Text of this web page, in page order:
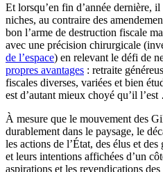
Et lorsqu’en fin d’année dernière,
niches, au contraire des
bon l’arme de destruction fiscale
avec une précision chirurgicale
de l’espace) en relevant le défi de
propres avantages : retraite
fiscales diverses, variées et bien
est d’autant mieux choyé qu’il
À mesure que le mouvement des
durablement dans le paysage, le
les actions de l’État, des élus et
et leurs intentions affichées d’un
aspirations et les revendications